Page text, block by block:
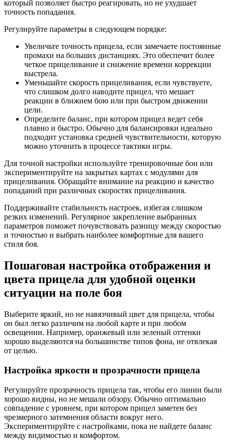
который позволяет быстро реагировать, но не ухудшает
точность попадания.
Регулируйте параметры в следующем порядке:
Увеличьте точность прицела, если замечаете постоянные
промахи на больших дистанциях. Это обеспечит более
четкое прицеливание и снижение времени коррекции
выстрела.
Уменьшайте скорость прицеливания, если чувствуете,
что слишком долго наводите прицел, что мешает
реакции в ближнем бою или при быстром движении
цели.
Определите баланс, при котором прицел ведет себя
плавно и быстро. Обычно для балансировки идеально
подходит установка средней чувствительности, которую
можно уточнить в процессе тактики игры.
Для точной настройки используйте тренировочные бои или
экспериментируйте на закрытых картах с модулями для
прицеливания. Обращайте внимание на реакцию и качество
попаданий при различных скоростях прицеливания.
Поддерживайте стабильность настроек, избегая слишком
резких изменений. Регулярное закрепление выбранных
параметров поможет почувствовать разницу между скоростью
и точностью и выбрать наиболее комфортные для вашего
стиля боя.
Пошаговая настройка отображения и
цвета прицела для удобной оценки
ситуации на поле боя
Выберите яркий, но не навязчивый цвет для прицела, чтобы
он был легко различим на любой карте и при любом
освещении. Например, оранжевый или зеленый оттенки
хорошо выделяются на большинстве типов фона, не отвлекая
от целью.
Настройка яркости и прозрачности прицела
Регулируйте прозрачность прицела так, чтобы его линии были
хорошо видны, но не мешали обзору. Обычно оптимально
совпадение с уровнем, при котором прицел заметен без
чрезмерного затемнения области вокруг него.
Экспериментируйте с настройками, пока не найдете баланс
между видимостью и комфортом.